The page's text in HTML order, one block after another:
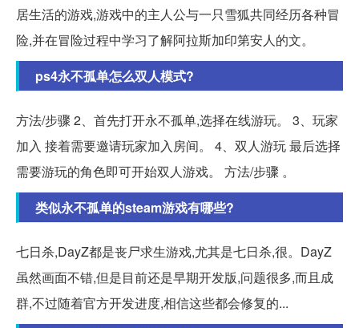
居生活的游戏,游戏中的主人公与一只雪狐共同经历各种冒
险,并在冒险过程中学习了解阿拉斯加印第安人的文。
ps4永不孤单怎么双人模式?
方法/步骤 2、首先打开永不孤单,选择在线游玩。 3、玩家
加入 接着需要邀请玩家加入房间。 4、双人游玩 最后选择
需要游玩的角色即可开始双人游戏。 方法/步骤 。
类似永不孤单的steam游戏有哪些?
七日杀,DayZ都是丧尸求生游戏,尤其是七日杀,很。DayZ
虽然画面不错,但是目前还是早期开发版,问题很多,而且成
群,不过随着官方开发进度,相信这些都会修复的...